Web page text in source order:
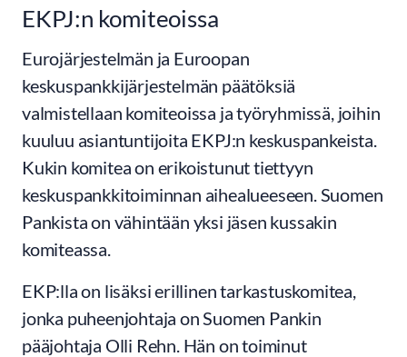
EKPJ:n komiteoissa
Eurojärjestelmän ja Euroopan
keskuspankkijärjestelmän päätöksiä
valmistellaan komiteoissa ja työryhmissä, joihin
kuuluu asiantuntijoita EKPJ:n keskuspankeista.
Kukin komitea on erikoistunut tiettyyn
keskuspankkitoiminnan aihealueeseen. Suomen
Pankista on vähintään yksi jäsen kussakin
komiteassa.
EKP:lla on lisäksi erillinen tarkastuskomitea,
jonka puheenjohtaja on Suomen Pankin
pääjohtaja Olli Rehn. Hän on toiminut